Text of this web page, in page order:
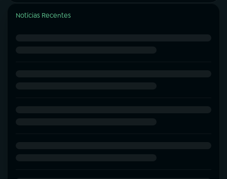
Notícias Recentes